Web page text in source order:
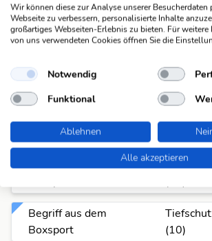
Begriff aus dem
Boxsport
(9)
Begriff aus dem
Boxsport
Boxsport
Begriff aus dem
Begriff aus dem
Boxsport
(10)
Wir können diese zur Analyse unserer Besucherdaten
Webseite zu verbessern, personalisierte Inhalte
großartiges Webseiten-Erlebnis zu bieten. Für weitere
von uns verwendeten Cookies öffnen Sie die
Notwendig
Funktional
Ablehnen
Alle akzeptieren